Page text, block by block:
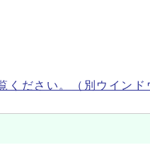
ください。 （別ウインド